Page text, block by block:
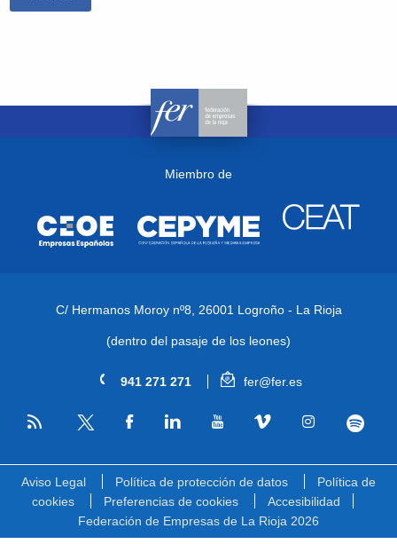
Miembro de
C/ Hermanos Moroy nº8, 26001 Logroño - La Rioja
(dentro del pasaje de los leones)
941 271 271 fer@fer.es
RSS
Aviso Legal Política de protección de datos
Política de
cookies
Preferencias de cookies
Accesibilidad
Federación de Empresas de La Rioja 2026